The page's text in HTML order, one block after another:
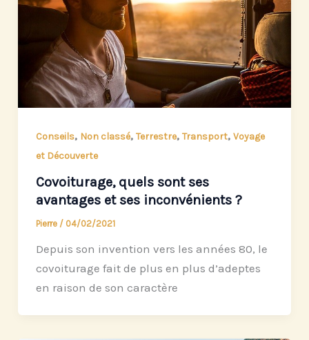
Conseils, Non classé, Terrestre, Transport, Voyage
et Découverte
Covoiturage, quels sont ses
avantages et ses inconvénients ?
Pierre / 04/02/2021
Depuis son invention vers les années 80, le
covoiturage fait de plus en plus d’adeptes
en raison de son caractère